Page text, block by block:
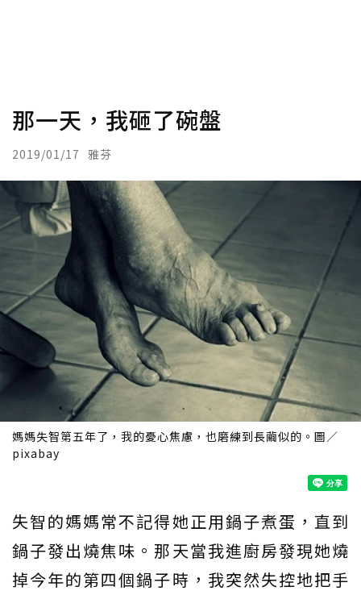
那一天，我砸了碗盤
2019/01/17 雅芬
媽媽失智第五年了，我的憂心焦慮，也磨練到長繭似的。圖／
pixabay
失智的媽媽常不記得她正用鍋子煮蛋，直到
鍋子發出燒焦味。那天當我進廚房發現她燒
掉今年的第四個鍋子時，我突然失控地把手